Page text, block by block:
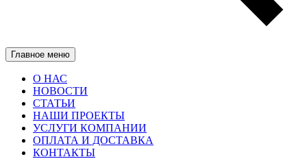
Главное меню
О НАС
НОВОСТИ
СТАТЬИ
НАШИ ПРОЕКТЫ
УСЛУГИ КОМПАНИИ
ОПЛАТА И ДОСТАВКА
КОНТАКТЫ